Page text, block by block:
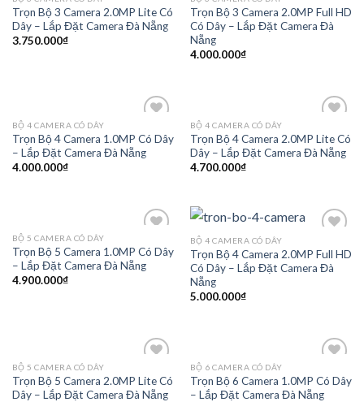
Wishlist
Trọn Bộ 3 Camera 2.0MP Lite Có
Dây – Lắp Đặt Camera Đà Nẵng
3.750.000₫
Wishlist
Trọn Bộ 3 Camera 2.0MP Full HD
Có Dây – Lắp Đặt Camera Đà
Nẵng
4.000.000₫
Wishlist
BỘ 4 CAMERA CÓ DÂY
Trọn Bộ 4 Camera 1.0MP Có Dây
– Lắp Đặt Camera Đà Nẵng
4.000.000₫
Wishlist
BỘ 4 CAMERA CÓ DÂY
Trọn Bộ 4 Camera 2.0MP Lite Có
Dây – Lắp Đặt Camera Đà Nẵng
4.700.000₫
Wishlist
BỘ 5 CAMERA CÓ DÂY
Trọn Bộ 5 Camera 1.0MP Có Dây
– Lắp Đặt Camera Đà Nẵng
4.900.000₫
Wishlist
BỘ 4 CAMERA CÓ DÂY
Trọn Bộ 4 Camera 2.0MP Full HD
Có Dây – Lắp Đặt Camera Đà
Nẵng
5.000.000₫
Wishlist
BỘ 5 CAMERA CÓ DÂY
Trọn Bộ 5 Camera 2.0MP Lite Có
Dây – Lắp Đặt Camera Đà Nẵng
Wishlist
BỘ 6 CAMERA CÓ DÂY
Trọn Bộ 6 Camera 1.0MP Có Dây
– Lắp Đặt Camera Đà Nẵng